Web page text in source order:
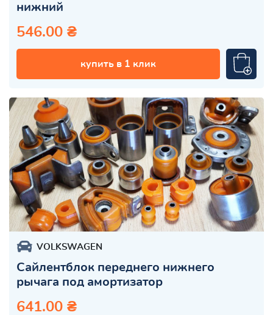
нижний
546.00 ₴
купить в 1 клик
VOLKSWAGEN
Сайлентблок переднего нижнего
рычага под амортизатор
641.00 ₴